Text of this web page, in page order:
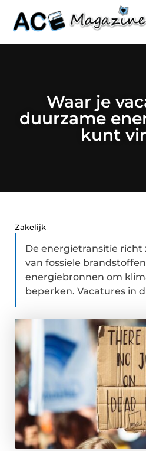
Waar je
duurzame
kunt
Zakelijk
De energietransitie richt
van fossiele
energiebronnen om
beperken. Vacatures in